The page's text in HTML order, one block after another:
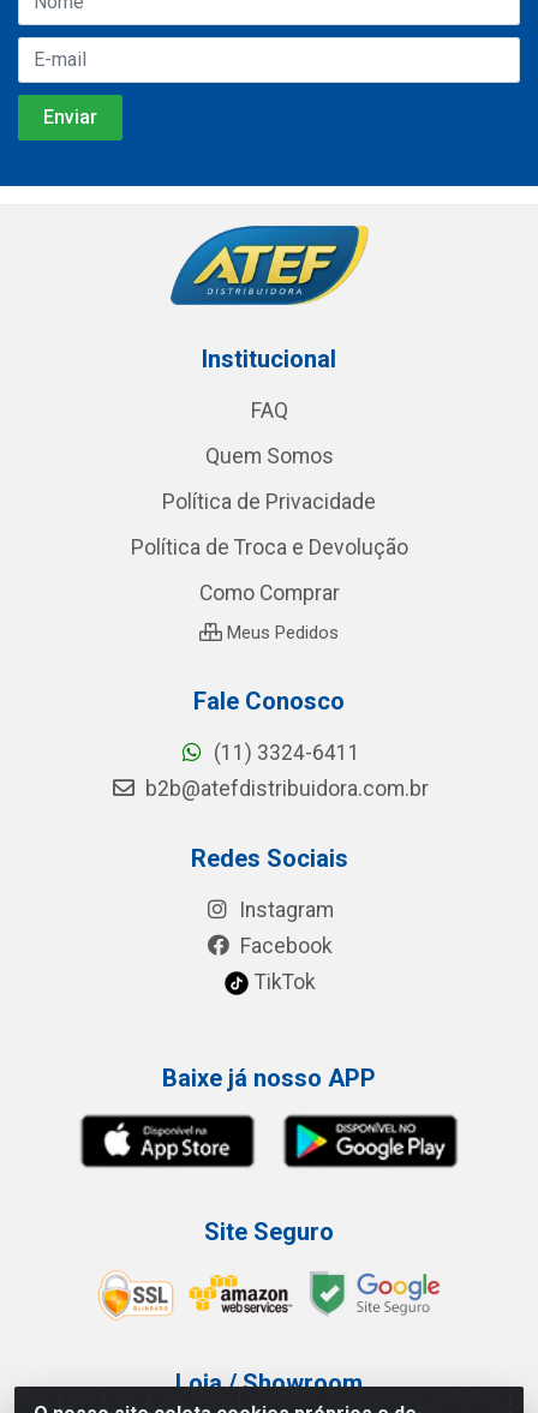
Institucional
FAQ
Quem Somos
Política de Privacidade
Política de Troca e Devolução
Como Comprar
Meus Pedidos
Fale Conosco
(11) 3324-6411
b2b@atefdistribuidora.com.br
Redes Sociais
Instagram
Facebook
TikTok
Baixe já nosso APP
Site Seguro
Loja / Showroom